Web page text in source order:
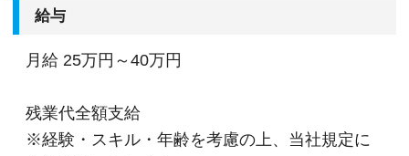
給与
月給 25万円～40万円
残業代全額支給
※経験・スキル・年齢を考慮の上、当社規定に